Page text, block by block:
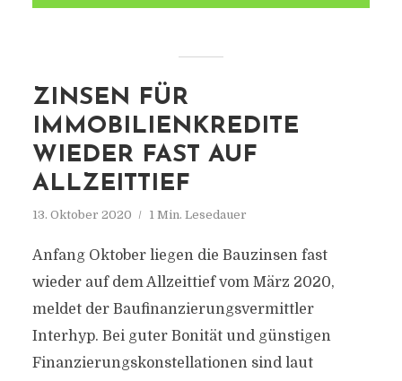
ZINSEN FÜR
IMMOBILIENKREDITE
WIEDER FAST AUF
ALLZEITTIEF
13. Oktober 2020 1 Min. Lesedauer
Anfang Oktober liegen die Bauzinsen fast
wieder auf dem Allzeittief vom März 2020,
meldet der Baufinanzierungsvermittler
Interhyp. Bei guter Bonität und günstigen
Finanzierungskonstellationen sind laut